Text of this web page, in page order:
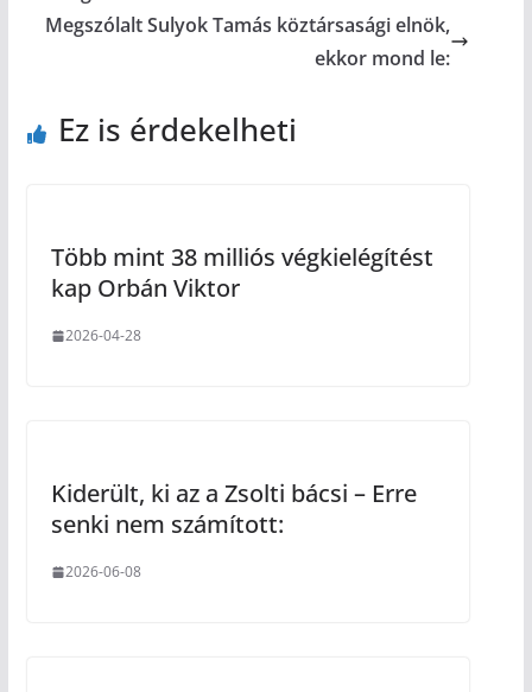
Megszólalt Sulyok Tamás köztársasági elnök,
ekkor mond le:
Ez is érdekelheti
Több mint 38 milliós végkielégítést
kap Orbán Viktor
2026-04-28
Kiderült, ki az a Zsolti bácsi – Erre
senki nem számított:
2026-06-08